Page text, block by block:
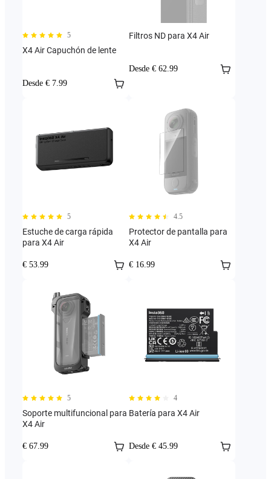
5
X4 Air Capuchón de lente
Desde € 7.99
Filtros ND para X4 Air
Desde € 62.99
5
Estuche de carga rápida
para X4 Air
€ 53.99
4.5
Protector de pantalla para
X4 Air
€ 16.99
5
Soporte multifuncional para
X4 Air
€ 67.99
4
Batería para X4 Air
Desde € 45.99